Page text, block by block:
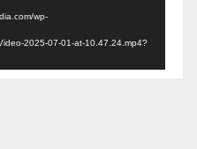
wp-
2025-07-01-at-10.47.24.mp4?